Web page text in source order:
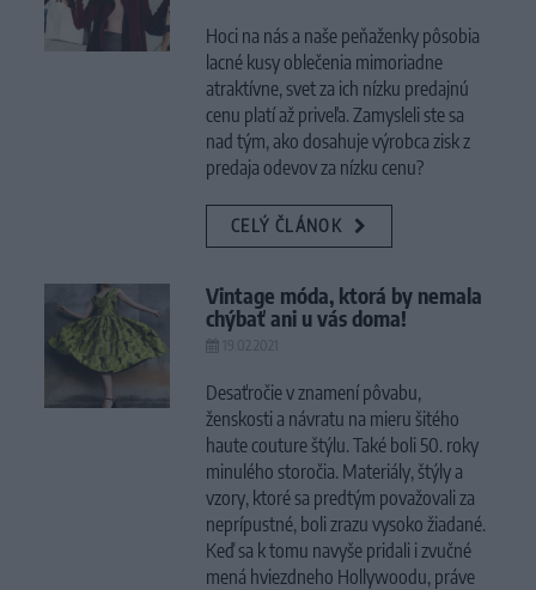
Hoci na nás a naše peňaženky pôsobia
lacné kusy oblečenia mimoriadne
atraktívne, svet za ich nízku predajnú
cenu platí až priveľa. Zamysleli ste sa
nad tým, ako dosahuje výrobca zisk z
predaja odevov za nízku cenu?
CELÝ ČLÁNOK
Vintage móda, ktorá by nemala
chýbať ani u vás doma!
19.02.2021
Desaťročie v znamení pôvabu,
ženskosti a návratu na mieru šitého
haute couture štýlu. Také boli 50. roky
minulého storočia. Materiály, štýly a
vzory, ktoré sa predtým považovali za
neprípustné, boli zrazu vysoko žiadané.
Keď sa k tomu navyše pridali i zvučné
mená hviezdneho Hollywoodu, práve